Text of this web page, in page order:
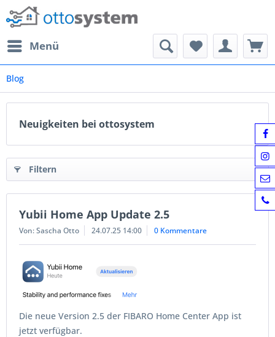
Menü
Blog
Neuigkeiten bei ottosystem
Filtern
Yubii Home App Update 2.5
Von: Sascha Otto 24.07.25 14:00 0 Kommentare
Die neue Version 2.5 der FIBARO Home Center App ist
jetzt verfügbar.